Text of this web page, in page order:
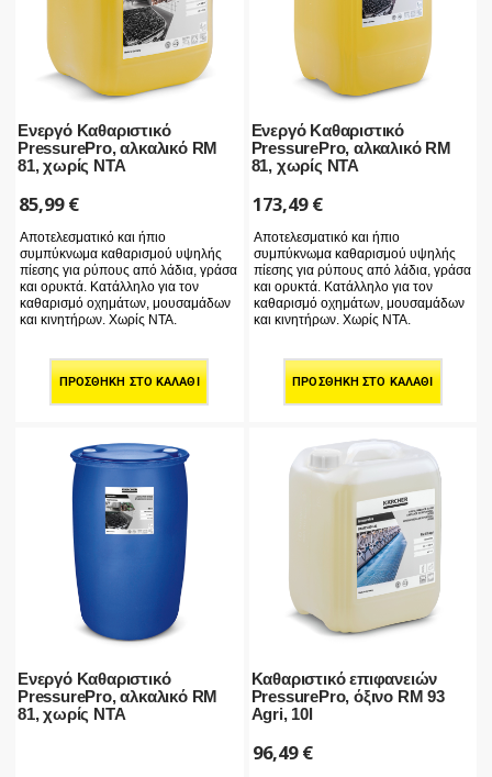
Ενεργό Καθαριστικό
PressurePro, αλκαλικό RM
81, χωρίς NTA
85,99€
Αποτελεσματικό και ήπιο
συμπύκνωμα καθαρισμού υψηλής
πίεσης για ρύπους από λάδια, γράσα
και ορυκτά. Κατάλληλο για τον
καθαρισμό οχημάτων, μουσαμάδων
και κινητήρων. Χωρίς NTA.
ΠΡΟΣΘΉΚΗ ΣΤΟ ΚΑΛΆΘΙ
Ενεργό Καθαριστικό
PressurePro, αλκαλικό RM
81, χωρίς NTA
173,49€
Αποτελεσματικό και ήπιο
συμπύκνωμα καθαρισμού υψηλής
πίεσης για ρύπους από λάδια, γράσα
και ορυκτά. Κατάλληλο για τον
καθαρισμό οχημάτων, μουσαμάδων
και κινητήρων. Χωρίς NTA.
ΠΡΟΣΘΉΚΗ ΣΤΟ ΚΑΛΆΘΙ
Ενεργό Καθαριστικό
PressurePro, αλκαλικό RM
81, χωρίς NTA
Καθαριστικό επιφανειών
PressurePro, όξινο RM 93
Agri, 10l
96,49€